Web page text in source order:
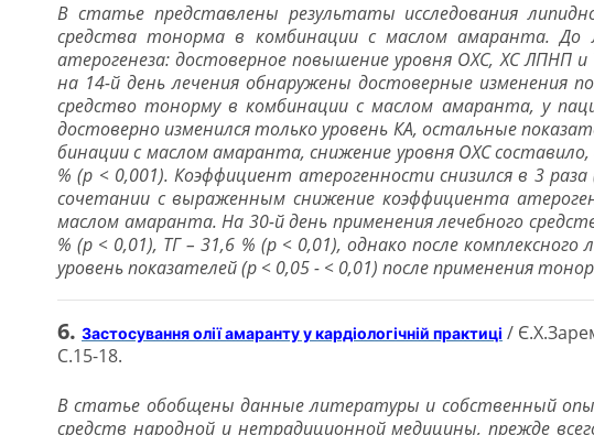
В статье представлены результаты исследования
средства тонорма в комбинации с маслом амаранта. До
атерогенеза: достоверное повышение уровня ОХС, ХС ЛПНП
на 14-й день лечения обнаружены достоверные изменения
средство тонорму в комбинации с маслом амаранта, у
достоверно изменился только уровень КА, остальные
бинации с маслом амаранта, снижение уровня ОХС
% (p < 0,001). Коэффициент атерогенности снизился в 3
сочетании с выраженным снижение коэффициента
маслом амаранта. На 30-й день применения лечебного
% (p < 0,01), ТГ – 31,6 % (p < 0,01), однако после
уровень показателeй (p < 0,05 - < 0,01) после применения
6. Застосування олії амаранту у кардіологічній практиці /
С.15-18.
В статье обобщены данные литературы и собственный
средств народной и нетрадиционной медицины, прежде